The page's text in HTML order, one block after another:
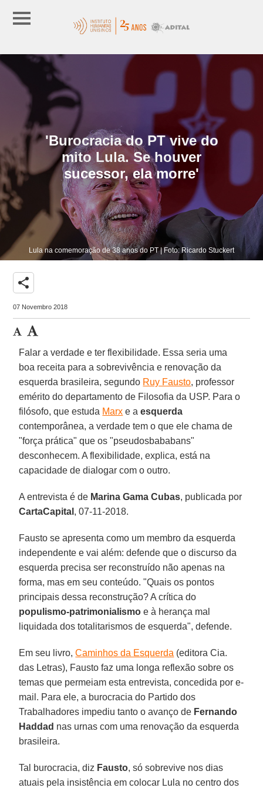
'Burocracia do PT vive do
mito Lula. Se houver
sucessor, ela morre'
Lula na comemoração de 38 anos do PT | Foto: Ricardo Stuckert
share
07 Novembro 2018
Falar a verdade e ter flexibilidade. Essa seria uma
boa receita para a sobrevivência e renovação da
esquerda brasileira, segundo Ruy Fausto, professor
emérito do departamento de Filosofia da USP. Para o
filósofo, que estuda Marx e aesquerda
contemporânea, a verdade tem o que ele chama de
"força prática" que os "pseudosbababans"
desconhecem. A flexibilidade, explica, está na
capacidade de dialogar com o outro.
A entrevista é de Marina Gama Cubas, publicada por
CartaCapital , 07-11-2018.
Fausto se apresenta como um membro da esquerda
independente e vai além: defende que o discurso da
esquerda precisa ser reconstruído não apenas na
forma, mas em seu conteúdo. "Quais os pontos
principais dessa reconstrução? A crítica do
populismo-patrimonialismo e à herança mal
liquidada dos totalitarismos de esquerda", defende.
Em seu livro,Caminhos da Esquerda (editora Cia.
das Letras), Fausto faz uma longa reflexão sobre os
temas que permeiam esta entrevista, concedida por e-
mail. Para ele, a burocracia do Partido dos
Trabalhadores impediu tanto o avanço de Fernando
Haddad nas urnas com uma renovação da esquerda
brasileira.
Tal burocracia, diz Fausto, só sobrevive nos dias
atuais pela insistência em colocar Lula no centro dos